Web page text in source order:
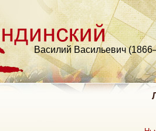
Василий Васильевич